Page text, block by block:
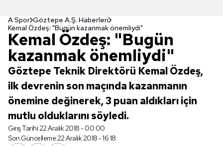
A Spor Göztepe A.Ş. Haberleri
Kemal Özdeş: "Bugün kazanmak önemliydi"
Kemal Özdeş: "Bugün
kazanmak önemliydi"
Göztepe Teknik Direktörü Kemal Özdeş,
ilk devrenin son maçında kazanmanın
önemine değinerek, 3 puan aldıkları için
mutlu olduklarını söyledi.
Giriş Tarihi:22 Aralık 2018 - 00:00
Son Güncelleme:22 Aralık 2018 - 16:18